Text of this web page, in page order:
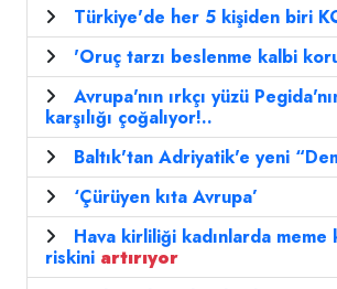
Türkiye'de her 5 kişiden biri
'Oruç tarzı beslenme kalbi
Avrupa'nın ırkçı yüzü
karşılığı çoğalıyor!..
Baltık'tan Adriyatik'e yeni
‘Çürüyen kıta Avrupa’
Hava kirliliği kadınlarda meme
riskini artırıyor